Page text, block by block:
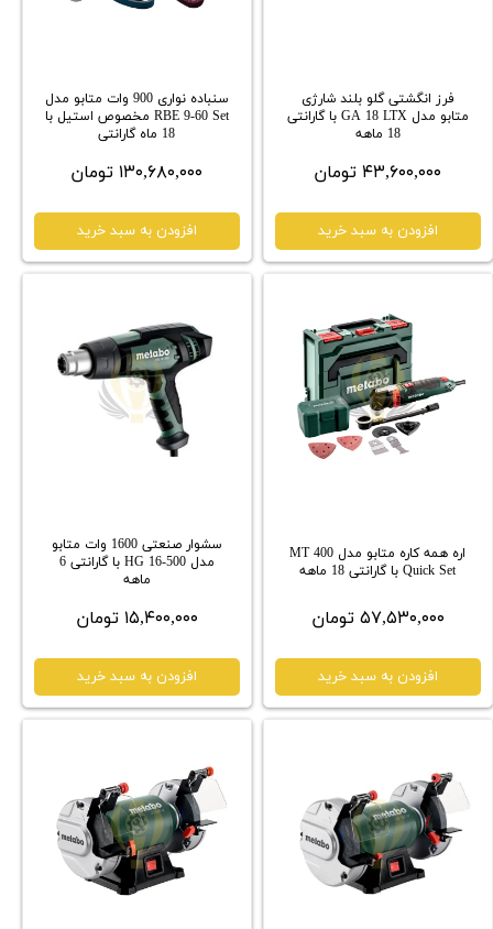
فرز انگشتی گلو بلند شارژی
متابو مدل GA 18 LTX با گارانتی
18 ماهه
۴۳,۶۰۰,۰۰۰ تومان
افزودن به سبد خرید
سنباده نواری 900 وات متابو مدل
RBE 9-60 Set مخصوص استیل با
18 ماه گارانتی
۱۳۰,۶۸۰,۰۰۰ تومان
افزودن به سبد خرید
اره همه کاره متابو مدل MT 400
Quick Set با گارانتی 18 ماهه
۵۷,۵۳۰,۰۰۰ تومان
افزودن به سبد خرید
سشوار صنعتی 1600 وات متابو
مدل HG 16-500 با گارانتی 6
ماهه
۱۵,۴۰۰,۰۰۰ تومان
افزودن به سبد خرید